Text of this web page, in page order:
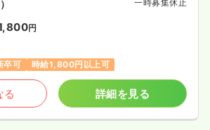
一時募集休止
円
卒可 時給1,800円以上可
る 詳細を見る